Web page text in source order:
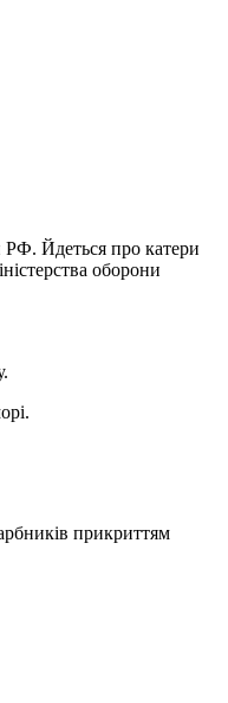
РФ. Йдеться про катери
оборони
прикриттям